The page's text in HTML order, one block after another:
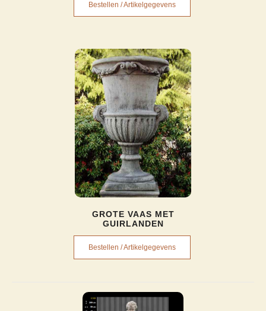
Bestellen / Artikelgegevens
GROTE VAAS MET
GUIRLANDEN
Bestellen / Artikelgegevens